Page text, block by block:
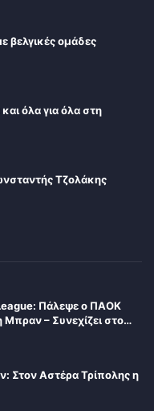
βελγικές ομάδες
όλα για όλα στη
Τζολάκης
Πάλεψε ο ΠΑΟΚ
– Συνεχίζει στο…
Στον Αστέρα Τρίπολης η